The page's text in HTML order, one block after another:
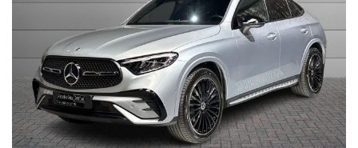
LA INVITIAMO A SPECIFICARE:
- UN RECAPITO TELEFONICO
- IN CASO DI AUTO DA DARE IN PERMUTA (MODELLO, ANNO DI
IMMATRICOLAZIONE, KM)